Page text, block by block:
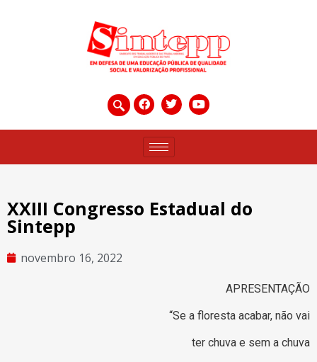
XXIII Congresso Estadual do
Sintepp
novembro 16, 2022
APRESENTAÇÃO
“Se a floresta acabar, não vai
ter chuva e sem a chuva